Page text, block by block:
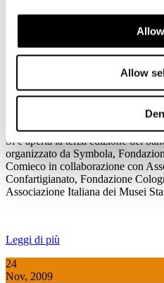
Allow
Dic, 2009
Bando Premio Carte
Si è aperta la terza edizione del
organizzato da Symbola,
Comieco in collaborazione con
Confartigianato, Fondazione
Associazione Italiana dei Musei
Leggi di più
24
Nov, 2009